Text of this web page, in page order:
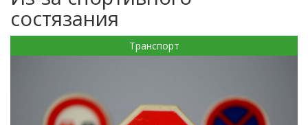
состязания
Транспорт